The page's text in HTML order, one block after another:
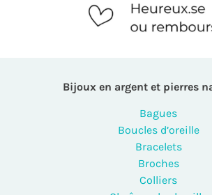
Bijoux en argent et pierres
Bagues
Boucles d’oreille
Bracelets
Broches
Colliers